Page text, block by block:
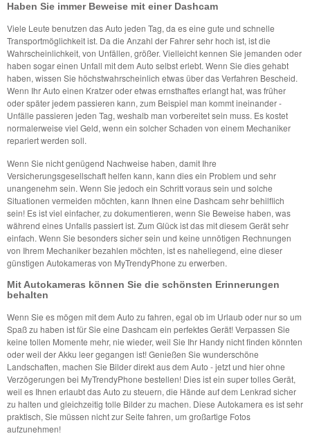
Haben Sie immer Beweise mit einer Dashcam
Viele Leute benutzen das Auto jeden Tag, da es eine gute und schnelle
Transportmöglichkeit ist. Da die Anzahl der Fahrer sehr hoch ist, ist die
Wahrscheinlichkeit, von Unfällen, größer. Vielleicht kennen Sie jemanden oder
haben sogar einen Unfall mit dem Auto selbst erlebt. Wenn Sie dies gehabt
haben, wissen Sie höchstwahrscheinlich etwas über das Verfahren Bescheid.
Wenn Ihr Auto einen Kratzer oder etwas ernsthaftes erlangt hat, was früher
oder später jedem passieren kann, zum Beispiel man kommt ineinander -
Unfälle passieren jeden Tag, weshalb man vorbereitet sein muss. Es kostet
normalerweise viel Geld, wenn ein solcher Schaden von einem Mechaniker
repariert werden soll.
Wenn Sie nicht genügend Nachweise haben, damit Ihre
Versicherungsgesellschaft helfen kann, kann dies ein Problem und sehr
unangenehm sein. Wenn Sie jedoch ein Schritt voraus sein und solche
Situationen vermeiden möchten, kann Ihnen eine Dashcam sehr behilflich
sein! Es ist viel einfacher, zu dokumentieren, wenn Sie Beweise haben, was
während eines Unfalls passiert ist. Zum Glück ist das mit diesem Gerät sehr
einfach. Wenn Sie besonders sicher sein und keine unnötigen Rechnungen
von Ihrem Mechaniker bezahlen möchten, ist es naheliegend, eine dieser
günstigen Autokameras von MyTrendyPhone zu erwerben.
Mit Autokameras können Sie die schönsten Erinnerungen
behalten
Wenn Sie es mögen mit dem Auto zu fahren, egal ob im Urlaub oder nur so um
Spaß zu haben ist für Sie eine Dashcam ein perfektes Gerät! Verpassen Sie
keine tollen Momente mehr, nie wieder, weil Sie Ihr Handy nicht finden könnten
oder weil der Akku leer gegangen ist! Genießen Sie wunderschöne
Landschaften, machen Sie Bilder direkt aus dem Auto - jetzt und hier ohne
Verzögerungen bei MyTrendyPhone bestellen! Dies ist ein super tolles Gerät,
weil es Ihnen erlaubt das Auto zu steuern, die Hände auf dem Lenkrad sicher
zu halten und gleichzeitig tolle Bilder zu machen. Diese Autokamera es ist sehr
praktisch, Sie müssen nicht zur Seite fahren, um großartige Fotos
aufzunehmen!